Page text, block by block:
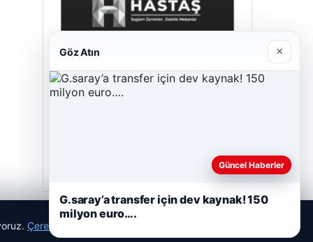
Çerez Politikamız
Göz Atın ×
Güncel Haberler
G.saray’a transfer için dev kaynak! 150
milyon euro….